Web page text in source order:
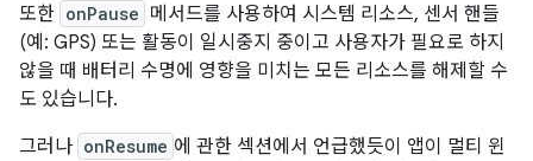
또한 onPause 메서드를 사용하여 시스템 리소스, 센서 핸들
(예: GPS) 또는 활동이 일시중지 중이고 사용자가 필요로 하지
않을 때 배터리 수명에 영향을 미치는 모든 리소스를 해제할 수
도 있습니다.
그러나 onResume 에 관한 섹션에서 언급했듯이 앱이 멀티 윈